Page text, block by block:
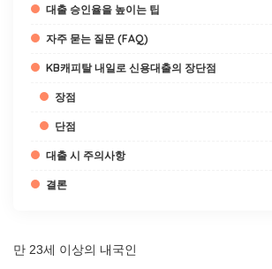
대출 승인율을 높이는 팁
자주 묻는 질문 (FAQ)
KB캐피탈 내일로 신용대출의 장단점
장점
단점
대출 시 주의사항
결론
만 23세 이상의 내국인